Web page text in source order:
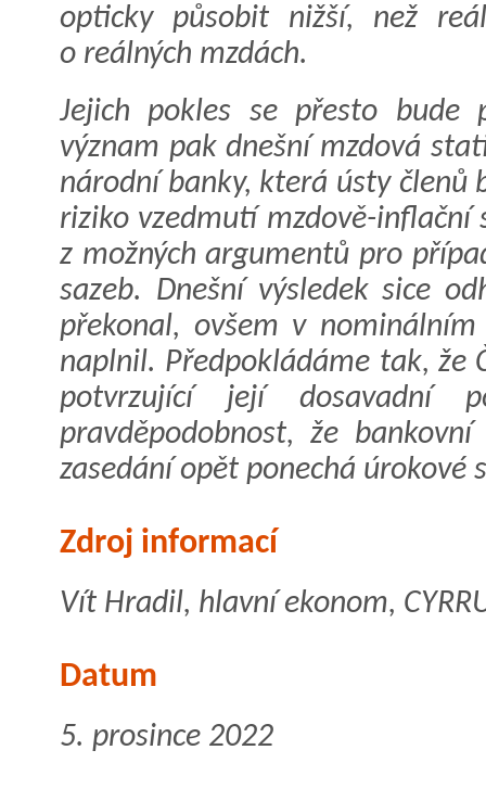
opticky působit nižší, než
o reálných mzdách.
Jejich pokles se přesto bude
význam pak dnešní mzdová
národní banky, která ústy členů
riziko vzedmutí mzdově-inflační
z možných argumentů pro
sazeb. Dnešní výsledek sice
překonal, ovšem v
naplnil. Předpokládáme tak, že
potvrzující její
pravděpodobnost, že
zasedání opět ponechá úrokové
Zdroj informací
Vít Hradil, hlavní ekonom,
Datum
5. prosince 2022